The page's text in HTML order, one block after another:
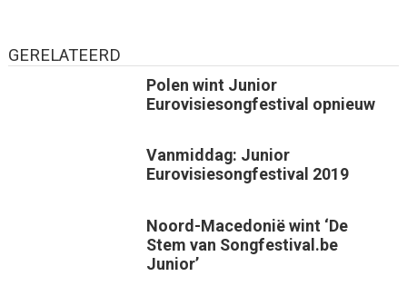
GERELATEERD
Polen wint Junior
Eurovisiesongfestival opnieuw
Vanmiddag: Junior
Eurovisiesongfestival 2019
Noord-Macedonië wint ‘De
Stem van Songfestival.be
Junior’